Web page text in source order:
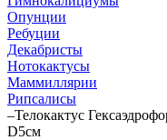
Опунции
Ребуции
Декабристы
Нотокактусы
Маммиллярии
Рипсалисы
–Телокактус
D5см